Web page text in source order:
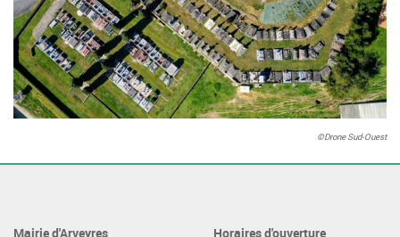
©Drone Sud-Ouest
Mairie d'Arveyres
Horaires d'ouverture